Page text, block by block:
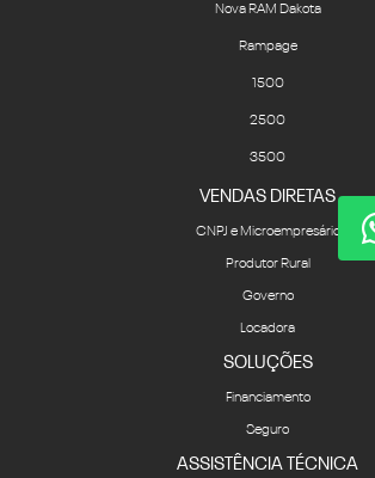
Nova RAM Dakota
Rampage
1500
2500
3500
VENDAS DIRETAS
CNPJ e Microempresário
Produtor Rural
Governo
Locadora
SOLUÇÕES
Financiamento
Seguro
ASSISTÊNCIA TÉCNICA